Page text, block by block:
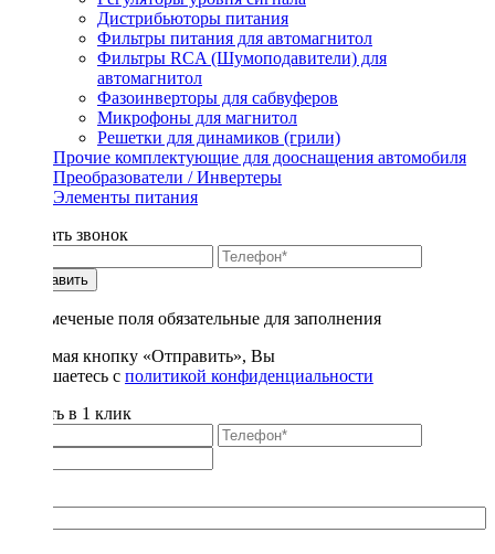
Дистрибьюторы питания
Фильтры питания для автомагнитол
Фильтры RCA (Шумоподавители) для
автомагнитол
Фазоинверторы для сабвуферов
Микрофоны для магнитол
Решетки для динамиков (грили)
Прочие комплектующие для дооснащения автомобиля
Преобразователи / Инвертеры
Элементы питания
Заказать звонок
Отправить
* - отмеченые поля обязательные для заполнения
Нажимая кнопку «Отправить», Вы
соглашаетесь с политикой конфиденциальности
Купить в 1 клик